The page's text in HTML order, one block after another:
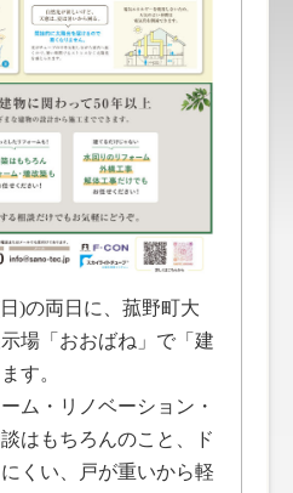
)の両日に、菰野町大
場「おおばね」で「建
す。
ム・リノベーション・
はもちろんのこと、ド
くい、戸が重いから軽